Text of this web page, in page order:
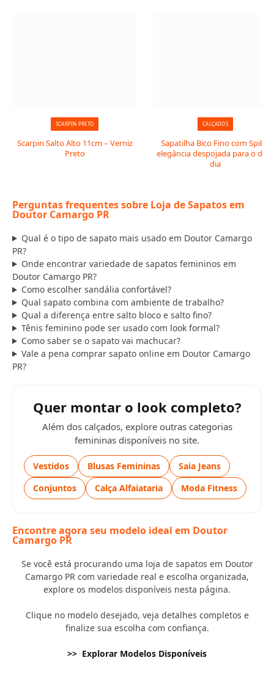
SCARPIN PRETO
Scarpin Salto Alto 11cm – Verniz
Preto
CALÇADOS
Sapatilha Bico Fino com Spike:
elegância despojada para o dia a
dia
Perguntas frequentes sobre Loja de Sapatos em
Doutor Camargo PR
Qual é o tipo de sapato mais usado em Doutor Camargo
PR?
Onde encontrar variedade de sapatos femininos em
Doutor Camargo PR?
Como escolher sandália confortável?
Qual sapato combina com ambiente de trabalho?
Qual a diferença entre salto bloco e salto fino?
Tênis feminino pode ser usado com look formal?
Como saber se o sapato vai machucar?
Vale a pena comprar sapato online em Doutor Camargo
PR?
Quer montar o look completo?
Além dos calçados, explore outras categorias
femininas disponíveis no site.
Vestidos Blusas Femininas
Saia Jeans
Conjuntos
Calça Alfaiataria Moda Fitness
Encontre agora seu modelo ideal em Doutor
Camargo PR
Se você está procurando uma loja de sapatos em Doutor
Camargo PR com variedade real e escolha organizada,
explore os modelos disponíveis nesta página.
Clique no modelo desejado, veja detalhes completos e
finalize sua escolha com confiança.
>> Explorar Modelos Disponíveis